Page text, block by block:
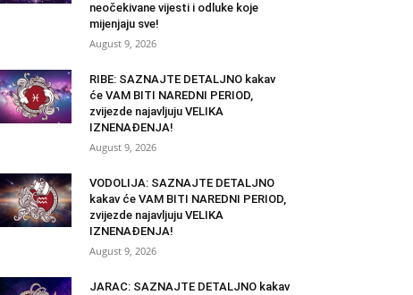
neočekivane vijesti i odluke koje
mijenjaju sve!
August 9, 2026
RIBE: SAZNAJTE DETALJNO kakav
će VAM BITI NAREDNI PERIOD,
zvijezde najavljuju VELIKA
IZNENAĐENJA!
August 9, 2026
VODOLIJA: SAZNAJTE DETALJNO
kakav će VAM BITI NAREDNI PERIOD,
zvijezde najavljuju VELIKA
IZNENAĐENJA!
August 9, 2026
JARAC: SAZNAJTE DETALJNO kakav